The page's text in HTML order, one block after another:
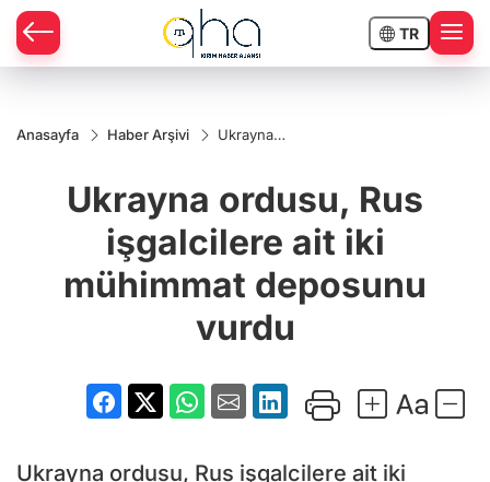
TR
Anasayfa Haber Arşivi
Ukrayna
işgalcilere
ait iki
deposunu
vurdu
Ukrayna ordusu, Rus
işgalcilere ait iki
mühimmat deposunu
vurdu
Ukrayna ordusu, Rus işgalcilere ait iki